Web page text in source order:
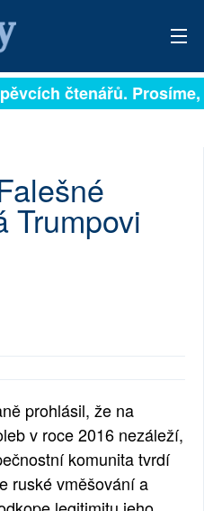
čtenářů. Prosíme,
Trumpovi
prohlásil, že na
v roce 2016 nezáleží,
komunita tvrdí
ruské vměšování a